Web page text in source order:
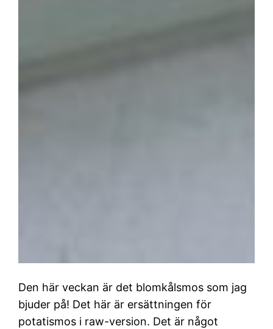
Den här veckan är det blomkålsmos som jag
bjuder på! Det här är ersättningen för
potatismos i raw-version. Det är något